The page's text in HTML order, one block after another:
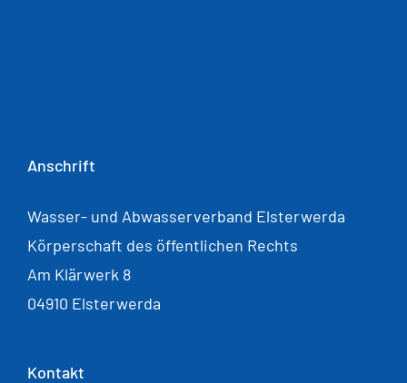
Anschrift
Wasser- und Abwasserverband Elsterwerda
Körperschaft des öffentlichen Rechts
Am Klärwerk 8
04910 Elsterwerda
Kontakt